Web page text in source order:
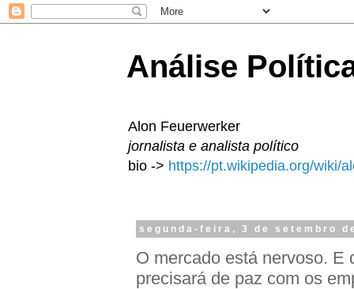
Análise
Alon Feuerwerker
jornalista e analista político
bio -> https://pt.wikipedia.org/wiki/
segunda-feira, 3 de setembro
O mercado está nervoso. E
precisará de paz com os